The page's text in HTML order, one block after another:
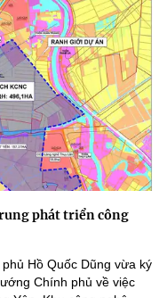
phát triển công
Hồ Quốc Dũng vừa ký
Chính phủ về việc